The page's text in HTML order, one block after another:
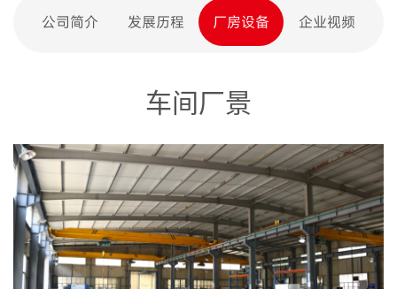
公司简介 发展历程 厂房设备 企业视频
车间厂景